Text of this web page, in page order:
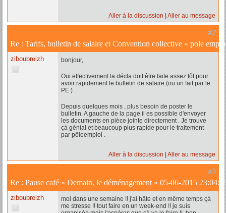
Aller à la discussion Aller au message
#2
Re : Tarifs, bulletin de salaire et Convention collective » pole
ziboubreizh bonjour,
Oui effectivement la décla doit être faite assez tôt pour
avoir rapidement le bulletin de salaire (ou un fait par le
PE ) .
Depuis quelques mois , plus besoin de poster le
bulletin. A gauche de la page il es possible d'envoyer
les documents en pièce jointe directement . Je trouve
çà génial et beaucoup plus rapide pour le traitement
par pôleemploi .
Aller à la discussion Aller au message
#3
Re : Pause café » Demain, le déménagement » 05-06-2015
ziboubreizh
moi dans une semaine !! j'ai hâte et en même temps çà
me stresse !! tout faire en un week-end !! je suis